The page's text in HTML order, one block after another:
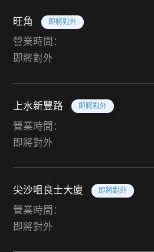
旺角 即將對外
營業時間：
即將對外
上水新豐路 即將對外
營業時間：
即將對外
尖沙咀良士大廈 即將對外
營業時間：
即將對外